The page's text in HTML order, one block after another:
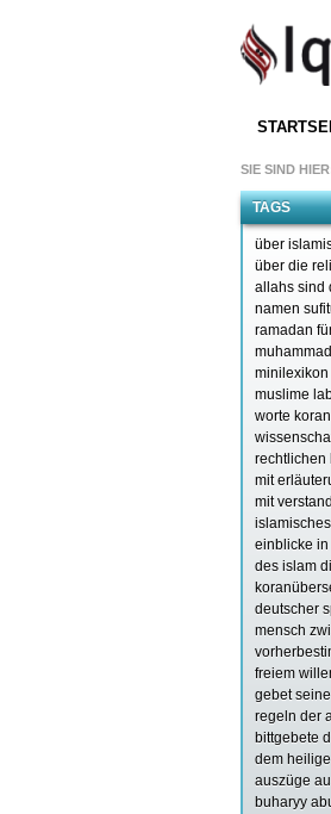
SIE SIND
TAGS
über
über die
allahs sind
namen
ramadan
minilexikon
muslime
worte
rechtlichen
mit
mit verstand
einblicke
des islam
deutscher
mensch
freiem
gebet
regeln der
bittgebete
dem
auszüge
buharyy